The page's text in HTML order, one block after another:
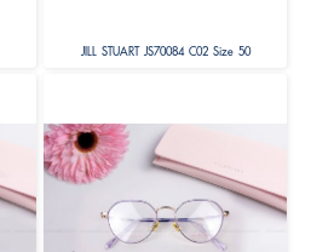
JILL STUART JS70084 C02 Size 50